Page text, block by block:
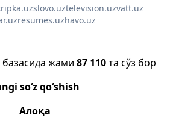
slovo.uztelevision.uzvatt.uz
resumes.uzhavo.uz
жами 87 110та сўз бор
so‘z qo‘shish
Алоқа